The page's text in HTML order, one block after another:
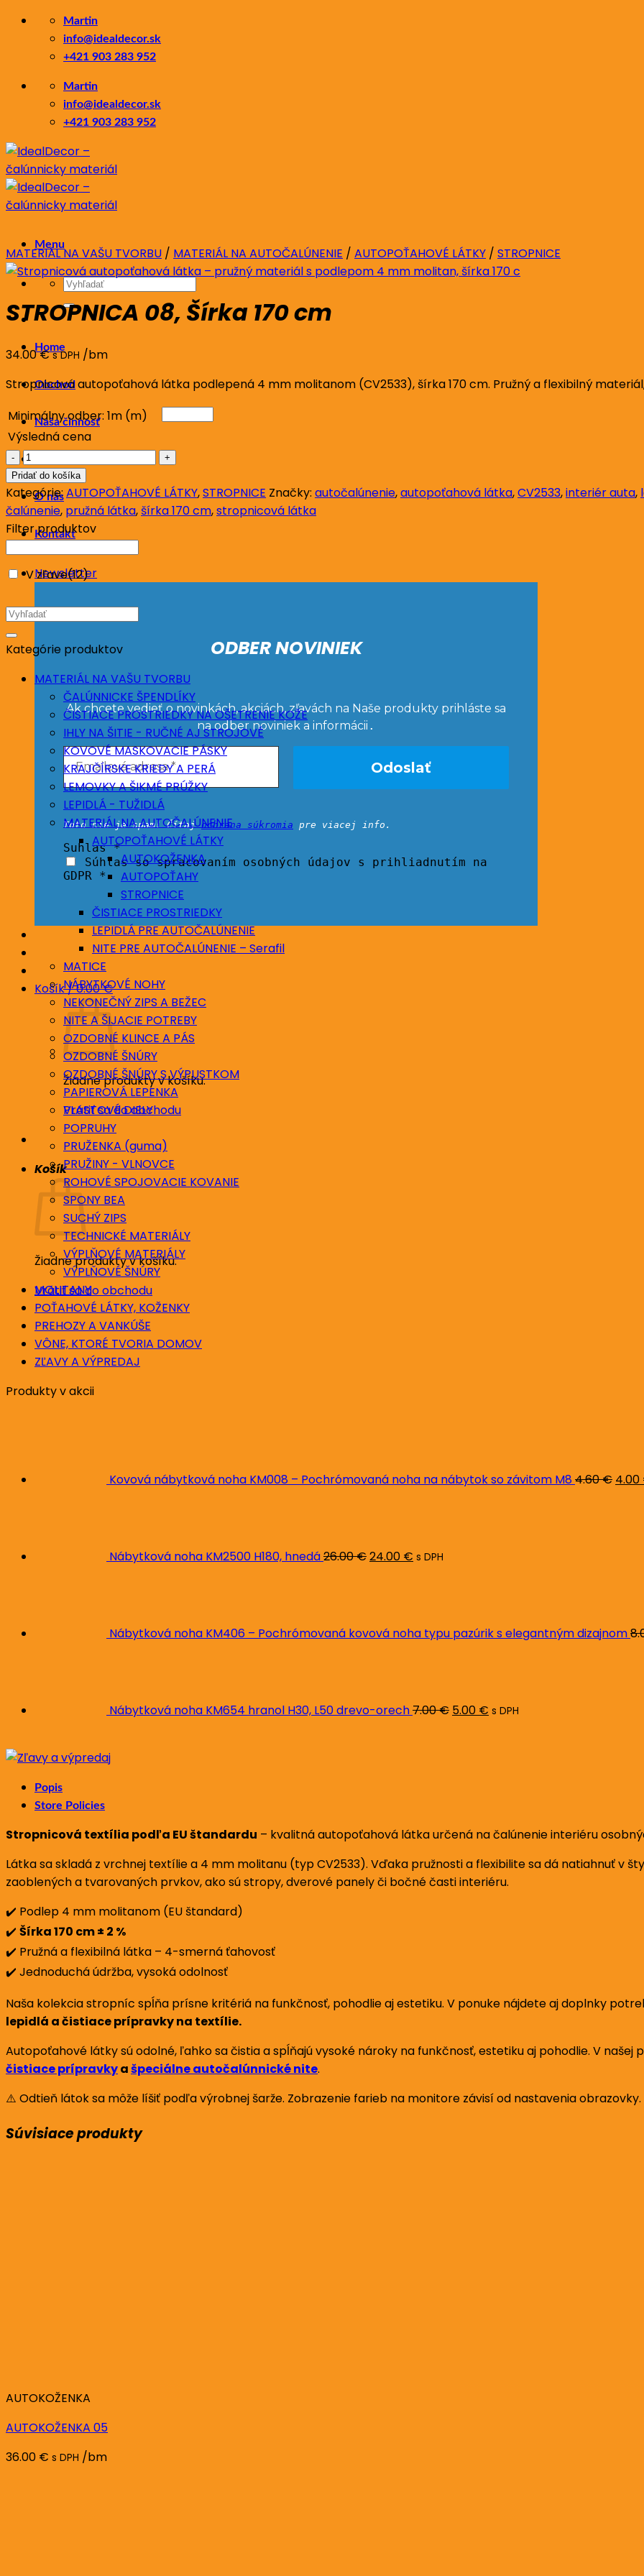
Skip
content
Martin
info@idealdecor.sk
+421 903 283 952
Martin
info@idealdecor.sk
+421 903 283 952
Menu
Hľadať:
Home
Obchod
Naša činnosť
O nás
Kontakt
Newsletter
ODBER NOVINIEK
Ak chcete vedieť o novinkách, akciách, zľavách na Naše produkty prihláste sa
na odber noviniek a informácii .
Toto nie je spam! Čítajochrana súkromia pre viacej info.
Suhlas*
Súhlas so spracovaním osobných údajov s prihliadnutím na
GDPR *
Košík /0.00€
Žiadne produkty v košíku.
Vrátiť sa do obchodu
Košík
Žiadne produkty v košíku.
Vrátiť sa do obchodu
MATERIÁL NA VAŠU TVORBU / MATERIÁL NA AUTOČALÚNENIE / AUTOPOŤAHOVÉ LÁTKY / STROPNICE
STROPNICA 08, Šírka 170 cm
34.00€ s DPH /bm
Stropnicová autopoťahová látka podlepená 4 mm molitanom (CV2533), šírka 170 cm. Pružný a flexibilný
Minimálny odber: 1m (m)
Výsledná cena
množstvo
STROPNICA
08,
Šírka
170
cm
Pridať do košíka
Kategórie:AUTOPOŤAHOVÉ LÁTKY,STROPNICE Značky: autočalúnenie,autopoťahová látka,CV2533,interiér auta,
čalúnenie, pružná látka,šírka 170 cm,stropnicová látka
Filter produktov
V zľave(12)
Hľadať:
Kategórie produktov
MATERIÁL NA VAŠU TVORBU
ČALÚNNICKE ŠPENDLÍKY
ČISTIACE PROSTRIEDKY NA OŠETRENIE KOŽE
IHLY NA ŠITIE - RUČNÉ AJ STROJOVÉ
KOVOVÉ MASKOVACIE PÁSKY
KRAJČÍRSKE KRIEDY A PERÁ
LEMOVKY A ŠIKMÉ PRÚŽKY
LEPIDLÁ - TUŽIDLÁ
MATERIÁL NA AUTOČALÚNENIE
AUTOPOŤAHOVÉ LÁTKY
AUTOKOŽENKA
AUTOPOŤAHY
STROPNICE
ČISTIACE PROSTRIEDKY
LEPIDLÁ PRE AUTOČALÚNENIE
NITE PRE AUTOČALÚNENIE – Serafil
MATICE
NÁBYTKOVÉ NOHY
NEKONEČNÝ ZIPS A BEŽEC
NITE A ŠIJACIE POTREBY
OZDOBNÉ KLINCE A PÁS
OZDOBNÉ ŠNÚRY
OZDOBNÉ ŠNÚRY S VÝPUSTKOM
PAPIEROVÁ LEPENKA
PLASTOVÉ DIELY
POPRUHY
PRUŽENKA (guma)
PRUŽINY - VLNOVCE
ROHOVÉ SPOJOVACIE KOVANIE
SPONY BEA
SUCHÝ ZIPS
TECHNICKÉ MATERIÁLY
VÝPLŇOVÉ MATERIÁLY
VÝPLŇOVÉ ŠNÚRY
MOLITANY
POŤAHOVÉ LÁTKY, KOŽENKY
PREHOZY A VANKÚŠE
VÔNE, KTORÉ TVORIA DOMOV
ZĽAVY A VÝPREDAJ
Produkty v akcii
Kovová nábytková noha KM008 – Pochrómovaná noha na nábytok so závitom M84.60€ 4.60
4.00
Nábytková noha KM2500 H180, hnedá26.00€26.00 €.
24.00 € 24.00 €.
s DPH
Nábytková noha KM406 – Pochrómovaná kovová noha typu pazúrik s elegantným dizajnom
Nábytková noha KM654 hranol H30, L50 drevo-orech7.00€ 7.00 €.
5.00 € 5.00 €.
s DPH
Popis
Store Policies
Stropnicová textília podľa EU štandardu – kvalitná autopoťahová látka určená na čalúnenie interiéru
Látka sa skladá z vrchnej textílie a 4 mm molitanu (typ CV2533). Vďaka pružnosti a flexibilite sa dá natiahnuť v
zaoblených a tvarovaných prvkov, ako sú stropy, dverové panely či bočné časti interiéru.
✔️ Podlep 4 mm molitanom (EU štandard)
✔️ Šírka 170 cm ± 2 %
✔️ Pružná a flexibilná látka – 4-smerná ťahovosť
✔️ Jednoduchá údržba, vysoká odolnosť
Naša kolekcia stropníc spĺňa prísne kritériá na funkčnosť, pohodlie aj estetiku. V ponuke nájdete aj doplnky
lepidlá a čistiace prípravky na textílie.
Autopoťahové látky sú odolné, ľahko sa čistia a spĺňajú vysoké nároky na funkčnosť, estetiku aj pohodlie. V
čistiace prípravkyašpeciálne autočalúnnické nite.
⚠️ Odtieň látok sa môže líšiť podľa výrobnej šarže. Zobrazenie farieb na monitore závisí od nastavenia obrazovky.
Súvisiace produkty
AUTOKOŽENKA
AUTOKOŽENKA 05
36.00 € s DPH /bm